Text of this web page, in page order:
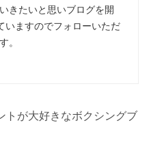
きたいと思いブログを開
いますのでフォローいただ
。
トが大好きなボクシングブ